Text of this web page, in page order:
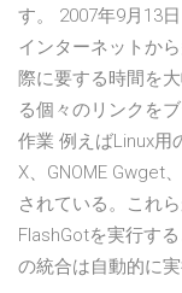
す。 2007年9月13
インターネットか
際に要する時間を
る個々のリンクを
作業 例えばLinux用
X、GNOME Gwget
されている。これ
FlashGotを実行す
の統合は自動的に